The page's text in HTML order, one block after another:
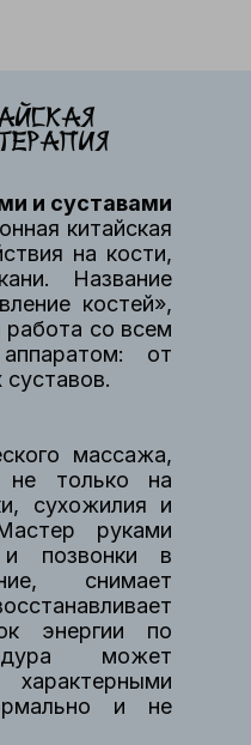
и суставами
китайская
на кости,
Название
костей»,
работа со всем
от
массажа,
не только на
сухожилия и
руками
и позвонки в
снимает
энергии по
может
и не